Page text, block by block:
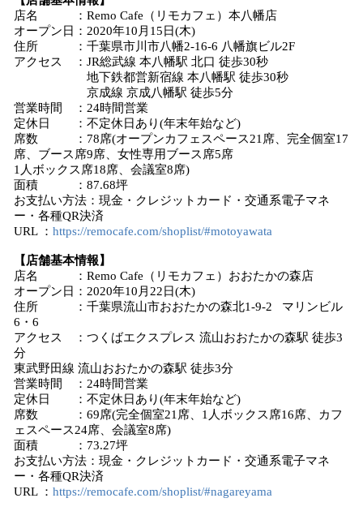
店名 ：Remo Cafe（リモカフェ）本八幡店
オープン日：2020年10月15日(木)
住所 ：千葉県市川市八幡2-16-6 八幡旗ビル2F
アクセス ：JR総武線 本八幡駅 北口 徒歩30秒
地下鉄都営新宿線 本八幡駅 徒歩30秒
京成線 京成八幡駅 徒歩5分
営業時間 ：24時間営業
定休日 ：不定休日あり(年末年始など)
席数 ：78席(オープンカフェスペース21席、完全個室17
席、ブース席9席、女性専用ブース席5席
1人ボックス席18席、会議室8席)
面積 ：87.68坪
お支払い方法：現金・クレジットカード・交通系電子マネ
ー・各種QR決済
URL ： https://remocafe.com/shoplist/#motoyawata
【店舗基本情報】
店名 ：Remo Cafe（リモカフェ）おおたかの森店
オープン日：2020年10月22日(木)
住所 ：千葉県流山市おおたかの森北1-9-2 マリンビル
6・6
アクセス ：つくばエクスプレス 流山おおたかの森駅 徒歩3
分
東武野田線 流山おおたかの森駅 徒歩3分
営業時間 ：24時間営業
定休日 ：不定休日あり(年末年始など)
席数 ：69席(完全個室21席、1人ボックス席16席、カフ
ェスペース24席、会議室8席)
面積 ：73.27坪
お支払い方法：現金・クレジットカード・交通系電子マネ
ー・各種QR決済
URL ： https://remocafe.com/shoplist/#nagareyama